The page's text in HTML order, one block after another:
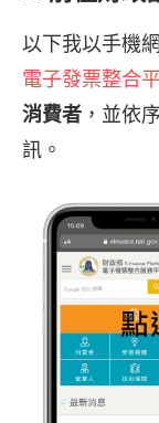
以下我以手機
電子發票整合
消費者 ，並依
訊。